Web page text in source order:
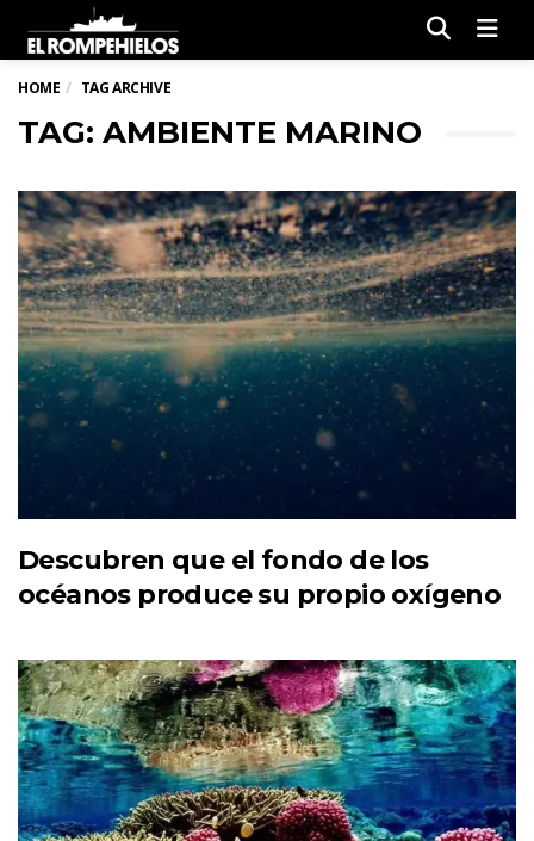
HOME TAG ARCHIVE
TAG: AMBIENTE MARINO
Descubren que el fondo de los
océanos produce su propio oxígeno